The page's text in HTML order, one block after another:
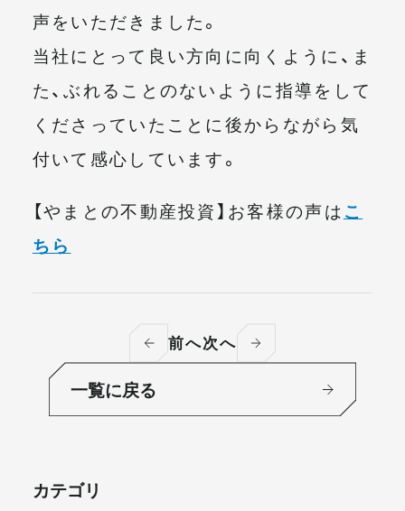
声をいただきました。
当社にとって良い方向に向くように、ま
た、ぶれることのないように指導をして
くださっていたことに後からながら気
付いて感心しています。
【やまとの不動産投資】お客様の声はこ
ちら
前へ次へ
一覧に戻る
カテゴリ